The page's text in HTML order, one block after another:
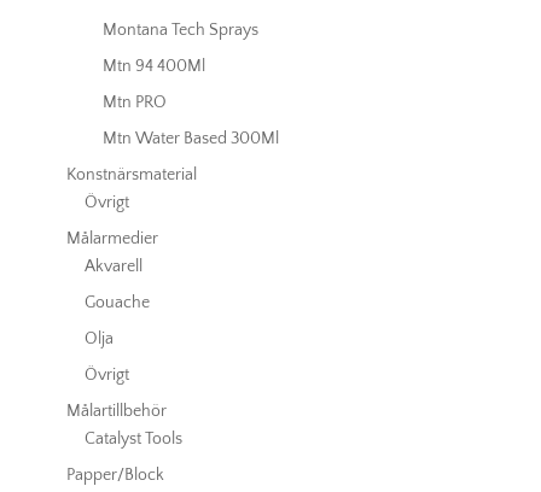
Montana Tech Sprays
Mtn 94 400Ml
Mtn PRO
Mtn Water Based 300Ml
Konstnärsmaterial
Övrigt
Målarmedier
Akvarell
Gouache
Olja
Övrigt
Målartillbehör
Catalyst Tools
Papper/Block